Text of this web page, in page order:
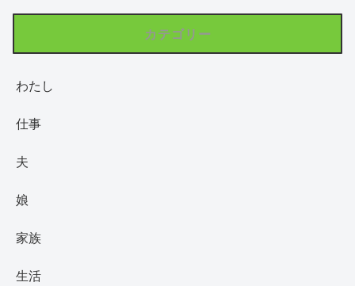
カテゴリー
わたし
仕事
夫
娘
家族
生活